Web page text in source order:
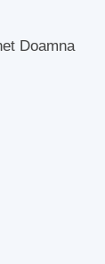
Doamna